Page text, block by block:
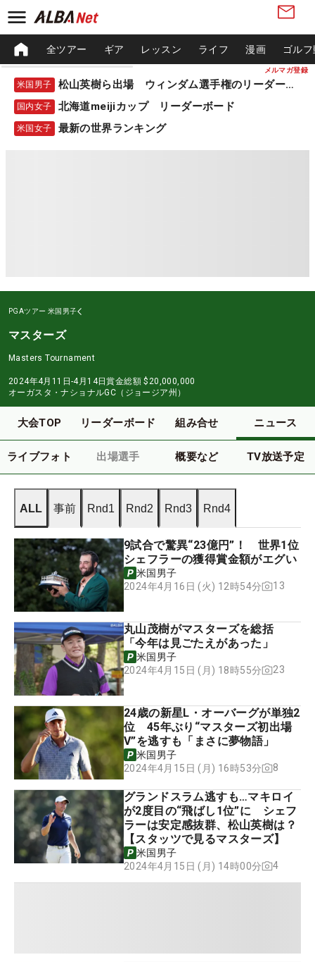
メルマガ登録
全ツアー ギア レッスン ライフ 漫画 ゴル
米国男子 松山英樹ら出場 ウィンダム選手権のリーダーボード
国内女子 北海道meijiカップ リーダーボード
米国女子 最新の世界ランキング
PGAツアー 米国男子
マスターズ
Masters Tournament
2024年4月11日-4月14日賞金総額 $20,000,000
オーガスタ・ナショナルGC（ジョージア州）
大会TOP リーダーボード 組み合せ ニュース
ライブフォト 出場選手 概要など TV放送予定
ALL 事前 Rnd1 Rnd2 Rnd3 Rnd4
9試合で驚異“23億円”！ 世界1位
シェフラーの獲得賞金額がエグい
米国男子
2024年4月16日 (火) 12時54分
13
丸山茂樹がマスターズを総括
「今年は見ごたえがあった」
米国男子
2024年4月15日 (月) 18時55分
23
24歳の新星L・オーバーグが単独2
位 45年ぶり“マスターズ初出場
V”を逃すも「まさに夢物語」
米国男子
2024年4月15日 (月) 16時53分
8
グランドスラム逃すも…マキロイ
が2度目の“飛ばし1位”に シェフ
ラーは安定感抜群、松山英樹は？
【スタッツで見るマスターズ】
米国男子
2024年4月15日 (月) 14時00分
4